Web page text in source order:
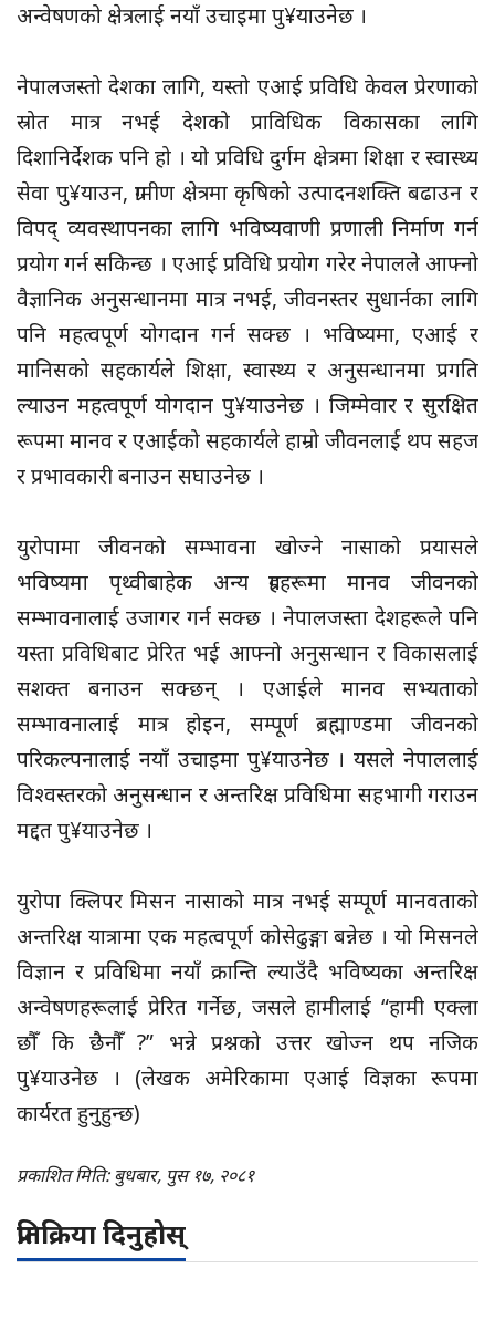
अन्वेषणको क्षेत्रलाई नयाँ उचाइमा पु¥याउनेछ ।
नेपालजस्तो देशका लागि, यस्तो एआई प्रविधि केवल प्रेरणाको
स्रोत मात्र नभई देशको प्राविधिक विकासका लागि
दिशानिर्देशक पनि हो । यो प्रविधि दुर्गम क्षेत्रमा शिक्षा र स्वास्थ्य
सेवा पु¥याउन, ग्रामीण क्षेत्रमा कृषिको उत्पादनशक्ति बढाउन र
विपद् व्यवस्थापनका लागि भविष्यवाणी प्रणाली निर्माण गर्न
प्रयोग गर्न सकिन्छ । एआई प्रविधि प्रयोग गरेर नेपालले आफ्नो
वैज्ञानिक अनुसन्धानमा मात्र नभई, जीवनस्तर सुधार्नका लागि
पनि महत्वपूर्ण योगदान गर्न सक्छ । भविष्यमा, एआई र
मानिसको सहकार्यले शिक्षा, स्वास्थ्य र अनुसन्धानमा प्रगति
ल्याउन महत्वपूर्ण योगदान पु¥याउनेछ । जिम्मेवार र सुरक्षित
रूपमा मानव र एआईको सहकार्यले हाम्रो जीवनलाई थप सहज
र प्रभावकारी बनाउन सघाउनेछ ।
युरोपामा जीवनको सम्भावना खोज्ने नासाको प्रयासले
भविष्यमा पृथ्वीबाहेक अन्य ग्रहहरूमा मानव जीवनको
सम्भावनालाई उजागर गर्न सक्छ । नेपालजस्ता देशहरूले पनि
यस्ता प्रविधिबाट प्रेरित भई आफ्नो अनुसन्धान र विकासलाई
सशक्त बनाउन सक्छन् । एआईले मानव सभ्यताको
सम्भावनालाई मात्र होइन, सम्पूर्ण ब्रह्माण्डमा जीवनको
परिकल्पनालाई नयाँ उचाइमा पु¥याउनेछ । यसले नेपाललाई
विश्वस्तरको अनुसन्धान र अन्तरिक्ष प्रविधिमा सहभागी गराउन
मद्दत पु¥याउनेछ ।
युरोपा क्लिपर मिसन नासाको मात्र नभई सम्पूर्ण मानवताको
अन्तरिक्ष यात्रामा एक महत्वपूर्ण कोसेढुङ्गा बन्नेछ । यो मिसनले
विज्ञान र प्रविधिमा नयाँ क्रान्ति ल्याउँदै भविष्यका अन्तरिक्ष
अन्वेषणहरूलाई प्रेरित गर्नेछ, जसले हामीलाई “हामी एक्ला
छौँ कि छैनौँ ?” भन्ने प्रश्नको उत्तर खोज्न थप नजिक
पु¥याउनेछ । (लेखक अमेरिकामा एआई विज्ञका रूपमा
कार्यरत हुनुहुन्छ)
प्रकाशित मिति: बुधबार, पुस १७, २०८१
प्रतिक्रिया दिनुहोस्